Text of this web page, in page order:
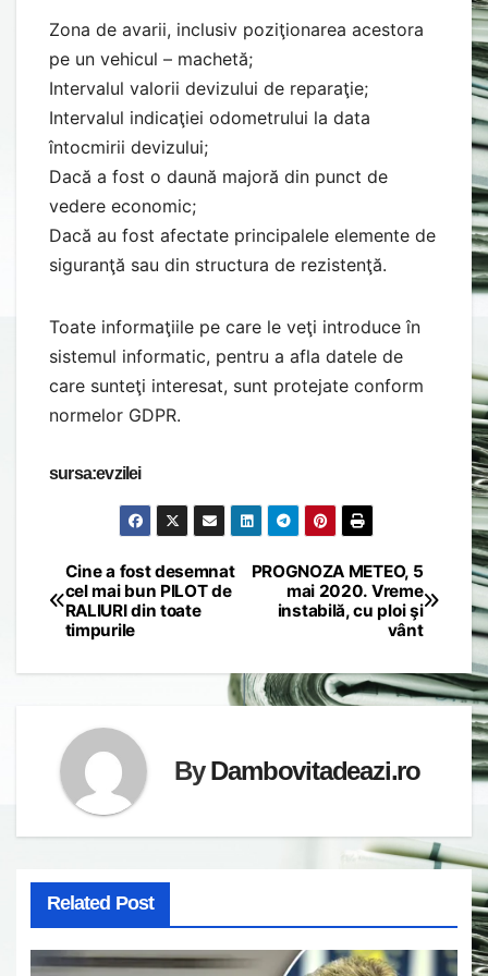
Zona de avarii, inclusiv poziţionarea acestora
pe un vehicul – machetă;
Intervalul valorii devizului de reparaţie;
Intervalul indicaţiei odometrului la data
întocmirii devizului;
Dacă a fost o daună majoră din punct de
vedere economic;
Dacă au fost afectate principalele elemente de
siguranţă sau din structura de rezistenţă.
Toate informaţiile pe care le veţi introduce în
sistemul informatic, pentru a afla datele de
care sunteţi interesat, sunt protejate conform
normelor GDPR.
sursa:evzilei
Post
navigation
PROGNOZA METEO, 5
mai 2020. Vreme
instabilă, cu ploi şi
vânt
Cine a fost desemnat
cel mai bun PILOT de
RALIURI din toate
timpurile
ByDambovitadeazi.ro
Related Post